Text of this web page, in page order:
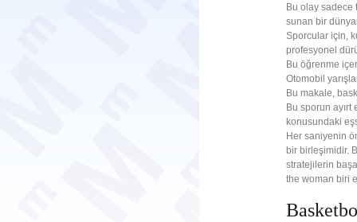
Bu olay sadece
sunan bir
Sporcular için,
profesyonel
Bu öğrenme
Otomobil
Bu makale,
Bu sporun
konusundaki
Her saniyenin
bir birleşimidir.
stratejilerin
the woman biri